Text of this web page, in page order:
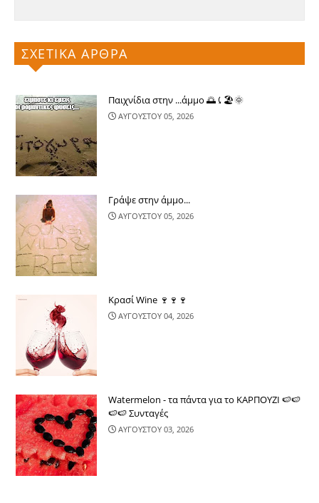
ΣΧΕΤΙΚΑ ΑΡΘΡΑ
Παιχνίδια στην ...άμμο 🌅⤹🏖🌞
ΑΥΓΟΥΣΤΟΥ 05, 2026
Γράψε στην άμμο...
ΑΥΓΟΥΣΤΟΥ 05, 2026
Κρασί Wine 🍷🍷🍷
ΑΥΓΟΥΣΤΟΥ 04, 2026
Watermelon - τα πάντα για το ΚΑΡΠΟΥΖΙ 🍉🍉
🍉🍉 Συνταγές
ΑΥΓΟΥΣΤΟΥ 03, 2026